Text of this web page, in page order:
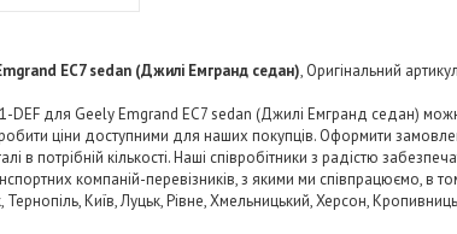
EC7 sedan (Джилі Емгранд седан), Оригінальний
для Geely Emgrand EC7 sedan (Джилі Емгранд седан)
ціни доступними для наших покупців. Оформити
потрібній кількості. Наші співробітники з радістю
компаній-перевізників, з якими ми співпрацюємо, в
Тернопіль, Київ, Луцьк, Рівне, Хмельницький, Херсон,